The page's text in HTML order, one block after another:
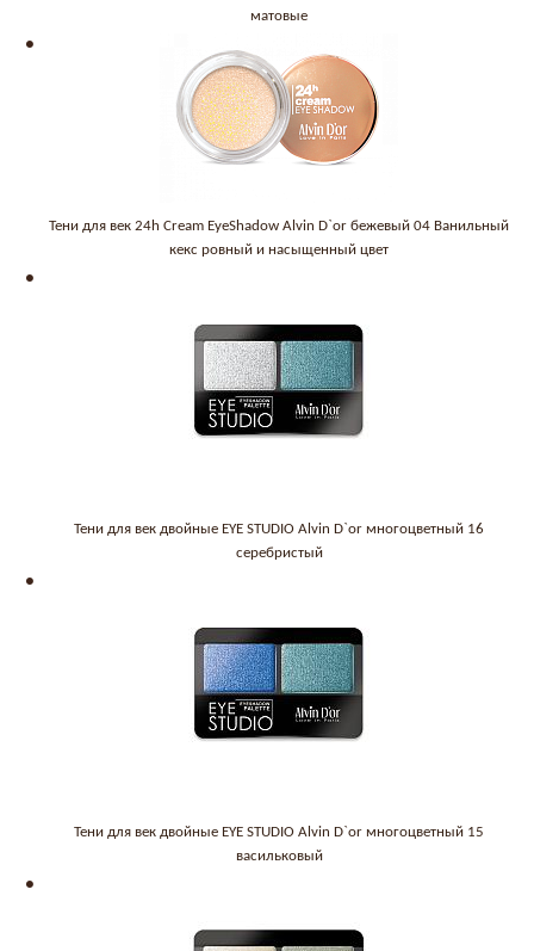
матовые
Тени для век 24h Cream EyeShadow Alvin D`or бежевый 04 Ванильный
кекс ровный и насыщенный цвет
Тени для век двойные EYE STUDIO Alvin D`or многоцветный 16
серебристый
Тени для век двойные EYE STUDIO Alvin D`or многоцветный 15
васильковый